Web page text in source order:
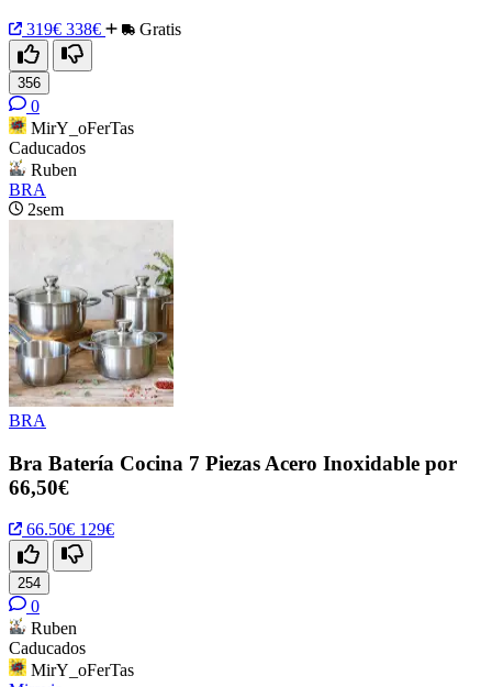
319€ 338€ Gratis
356
0
MirY_oFerTas
Caducados
Ruben
BRA
2sem
BRA
Bra Batería Cocina 7 Piezas Acero Inoxidable por
66,50€
66.50€ 129€
254
0
Ruben
Caducados
MirY_oFerTas